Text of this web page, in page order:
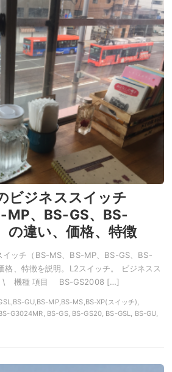
ビジネススイッチ
MP、BS-GS、BS-
の違い、価格、特徴
イッチ（BS-MS、BS-MP、BS-GS、BS-
格、特徴を説明。L2スイッチ。 ビジネスス
種 項目 BS-GS2008 […]
GU,BS-MP,BS-MS,BS-XP(スイッチ),
G3024MR, BS-GS, BS-GS20, BS-GSL, BS-GU,